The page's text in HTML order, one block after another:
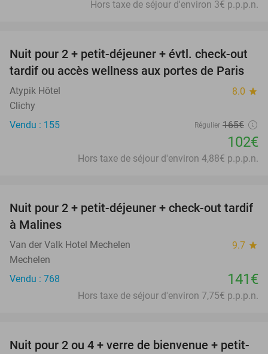
Hors taxe de séjour d'environ 3€ p.p.p.n.
38%
Nuit pour 2 + petit-déjeuner + évtl. check-out
tardif ou accès wellness aux portes de Paris
Atypik Hôtel 8.0 star
Clichy
Vendu : 155
Régulier 165€
102€
Hors taxe de séjour d'environ 4,88€ p.p.p.n.
Nuit pour 2 + petit-déjeuner + check-out tardif
à Malines
Van der Valk Hotel Mechelen 9.7 star
Mechelen
Vendu : 768
141€
Hors taxe de séjour d'environ 7,75€ p.p.p.n.
Nuit pour 2 ou 4 + verre de bienvenue + petit-